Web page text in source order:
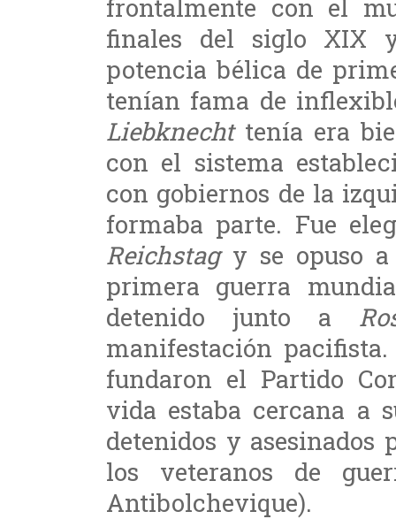
frontalmente con el
finales del siglo XIX
potencia bélica de
tenían fama de
Liebknechttenía era
con el sistema
con gobiernos de la
formaba parte. Fue
Reichstagy se opuso a
primera guerra
detenido junto a
manifestación
fundaron el Partido
vida estaba cercana a
detenidos y asesinados
los veteranos de
Antibolchevique).